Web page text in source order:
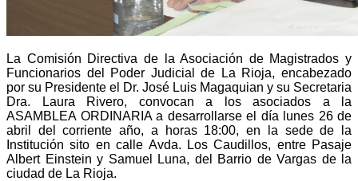
La Comisión Directiva de la Asociación de Magistrados y
Funcionarios del Poder Judicial de La Rioja, encabezado
por su Presidente el Dr. José Luis Magaquian y su Secretaria
Dra. Laura Rivero, convocan a los asociados a la
ASAMBLEA ORDINARIA a desarrollarse el día lunes 26 de
abril del corriente año, a horas 18:00, en la sede de la
Institución sito en calle Avda. Los Caudillos, entre Pasaje
Albert Einstein y Samuel Luna, del Barrio de Vargas de la
ciudad de La Rioja.